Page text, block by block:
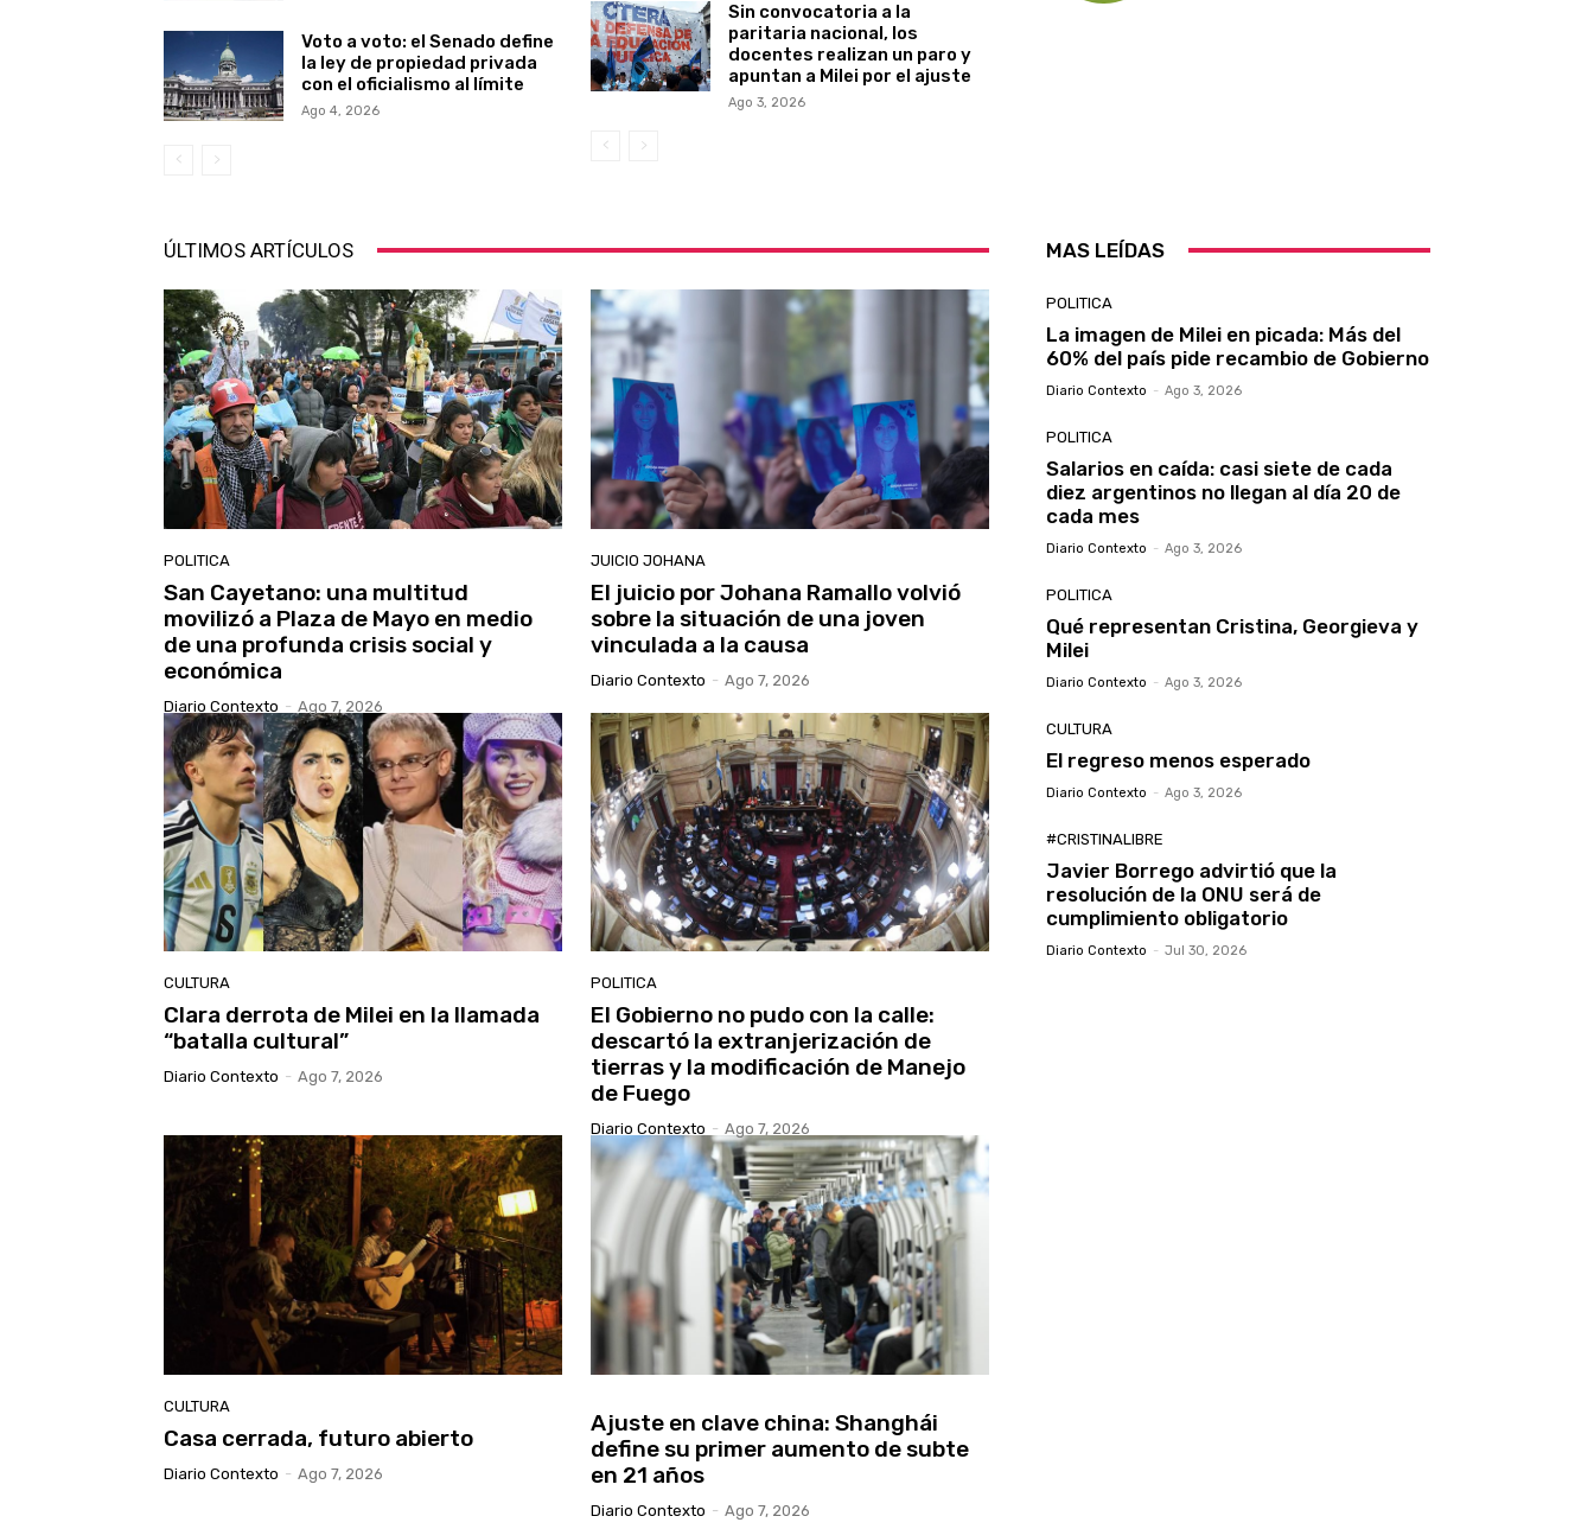
Voto a voto: el Senado define
la ley de propiedad privada
con el oficialismo al límite
Ago 4, 2026
Sin convocatoria a la
paritaria nacional, los
docentes realizan un paro y
apuntan a Milei por el ajuste
Ago 3, 2026
ÚLTIMOS ARTÍCULOS
POLITICA
San Cayetano: una multitud
movilizó a Plaza de Mayo en medio
de una profunda crisis social y
económica
Diario Contexto - Ago 7, 2026
JUICIO JOHANA
El juicio por Johana Ramallo volvió
sobre la situación de una joven
vinculada a la causa
Diario Contexto - Ago 7, 2026
CULTURA
Clara derrota de Milei en la llamada
“batalla cultural”
Diario Contexto - Ago 7, 2026
POLITICA
El Gobierno no pudo con la calle:
descartó la extranjerización de
tierras y la modificación de Manejo
de Fuego
Diario Contexto - Ago 7, 2026
CULTURA
Casa cerrada, futuro abierto
Diario Contexto - Ago 7, 2026
Ajuste en clave china: Shanghái
define su primer aumento de subte
en 21 años
Diario Contexto - Ago 7, 2026
MAS LEÍDAS
POLITICA
La imagen de Milei en picada: Más del
60% del país pide recambio de Gobierno
Diario Contexto - Ago 3, 2026
POLITICA
Salarios en caída: casi siete de cada
diez argentinos no llegan al día 20 de
cada mes
Diario Contexto - Ago 3, 2026
POLITICA
Qué representan Cristina, Georgieva y
Milei
Diario Contexto - Ago 3, 2026
CULTURA
El regreso menos esperado
Diario Contexto - Ago 3, 2026
#CRISTINALIBRE
Javier Borrego advirtió que la
resolución de la ONU será de
cumplimiento obligatorio
Diario Contexto - Jul 30, 2026